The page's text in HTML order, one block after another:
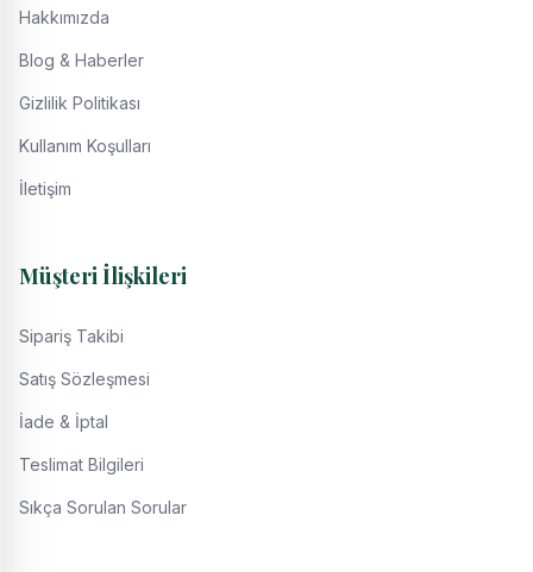
Hakkımızda
Blog & Haberler
Gizlilik Politikası
Kullanım Koşulları
İletişim
Müşteri İlişkileri
Sipariş Takibi
Satış Sözleşmesi
İade & İptal
Teslimat Bilgileri
Sıkça Sorulan Sorular